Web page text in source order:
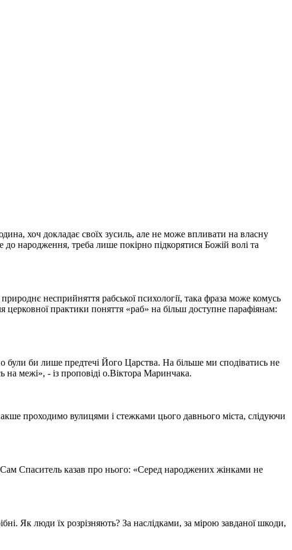
хоч докладає своїх зусиль, але не може впливати на власну
народження, треба лише покірно підкорятися Божій волі та
несприйняття рабської психології, така фраза може комусь
практики поняття «раб» на більш доступне парафіянам:
би лише предтечі Його Царства. На більше ми сподіватись не
межі», - із проповіді о.Віктора Маринчака.
проходимо вулицями і стежками цього давнього міста, слідуючи
Сам Спаситель казав про нього: «Серед народжених жінками не
Як люди їх розрізняють? За наслідками, за мірою завданої шкоди,